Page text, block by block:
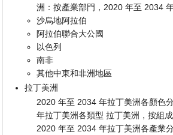
洲：按產業部門，2020 年至 2034
沙烏地阿拉伯
阿拉伯聯合大公國
以色列
南非
其他中東和非洲地區
拉丁美洲
2020 年至 2034 年拉丁美洲各顏色
年拉丁美洲各類型 拉丁美洲，按組
2020 年至 2034 年拉丁美洲各產業